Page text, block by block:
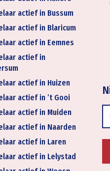
actief in Bussum
actief in Blaricum
actief in Eemnes
actief in
actief in Huizen
actief in ’t Gooi
actief in Muiden
actief in Naarden
actief in Laren
actief in Lelystad